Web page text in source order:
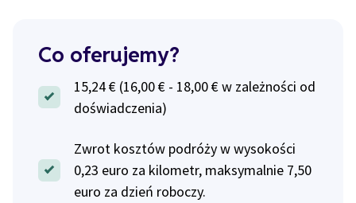
Co oferujemy?
15,24 € (16,00 € - 18,00 € w zależności od
doświadczenia)
Zwrot kosztów podróży w wysokości
0,23 euro za kilometr, maksymalnie 7,50
euro za dzień roboczy.